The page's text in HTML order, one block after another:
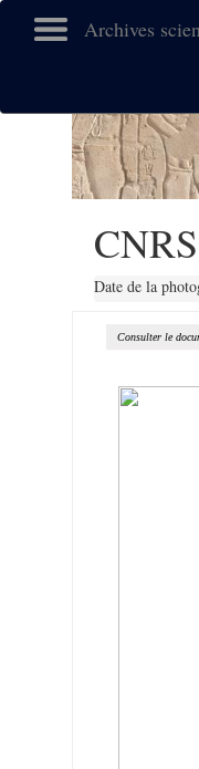
Archives
Date de la
Consulter le